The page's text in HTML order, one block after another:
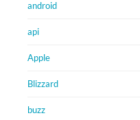
android
api
Apple
Blizzard
buzz